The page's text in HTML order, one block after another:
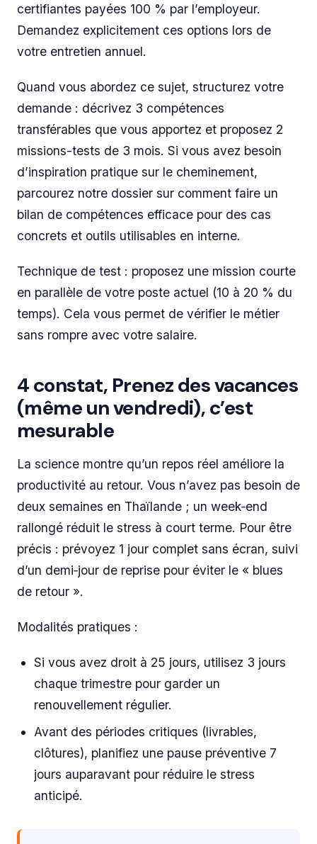
certifiantes payées 100 % par l’employeur.
Demandez explicitement ces options lors de
votre entretien annuel.
Quand vous abordez ce sujet, structurez votre
demande : décrivez 3 compétences
transférables que vous apportez et proposez 2
missions-tests de 3 mois. Si vous avez besoin
d’inspiration pratique sur le cheminement,
parcourez notre dossier sur comment faire un
bilan de compétences efficace pour des cas
concrets et outils utilisables en interne.
Technique de test : proposez une mission courte
en parallèle de votre poste actuel (10 à 20 % du
temps). Cela vous permet de vérifier le métier
sans rompre avec votre salaire.
4 constat, Prenez des vacances
(même un vendredi), c’est
mesurable
La science montre qu’un repos réel améliore la
productivité au retour. Vous n’avez pas besoin de
deux semaines en Thaïlande ; un week‑end
rallongé réduit le stress à court terme. Pour être
précis : prévoyez 1 jour complet sans écran, suivi
d’un demi‑jour de reprise pour éviter le « blues
de retour ».
Modalités pratiques :
Si vous avez droit à 25 jours, utilisez 3 jours
chaque trimestre pour garder un
renouvellement régulier.
Avant des périodes critiques (livrables,
clôtures), planifiez une pause préventive 7
jours auparavant pour réduire le stress
anticipé.